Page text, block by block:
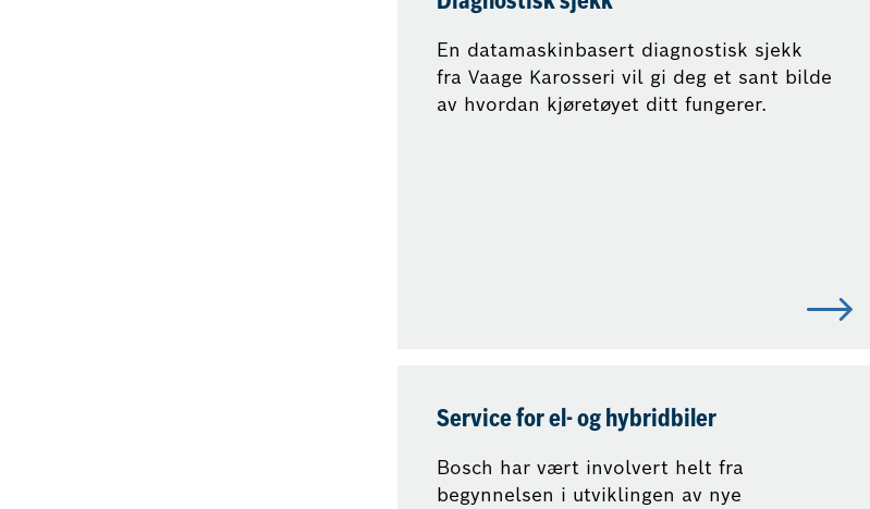
En datamaskinbasert diagnostisk sjekk
fra Vaage Karosseri vil gi deg et sant bilde
av hvordan kjøretøyet ditt fungerer.
Service for el- og hybridbiler
Bosch har vært involvert helt fra
begynnelsen i utviklingen av nye